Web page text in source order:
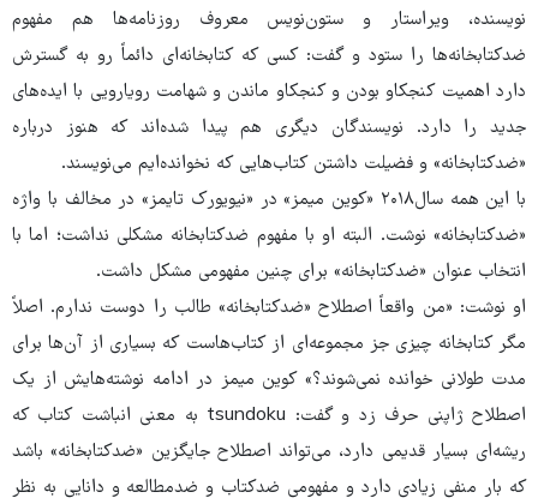
نویسنده، ویراستار و ستون‌نویس معروف روزنامه‌ها هم مفهوم
ضدکتابخانه‌ها را ستود و گفت: کسی که کتابخانه‌ای دائماً رو به گسترش
دارد اهمیت کنجکاو بودن و کنجکاو ماندن و شهامت رویارویی با ایده‌های
جدید را دارد. نویسندگان دیگری هم پیدا شده‌اند که هنوز درباره
«ضدکتابخانه» و فضیلت داشتن کتاب‌هایی که نخوانده‌ایم می‌نویسند.
با این همه سال۲۰۱۸ «کوین میمز» در «نیویورک تایمز» در مخالف با واژه
«ضدکتابخانه» نوشت. البته او با مفهوم ضدکتابخانه مشکلی نداشت؛ اما با
انتخاب عنوان «ضدکتابخانه» برای چنین مفهومی مشکل داشت.
او نوشت: «من واقعاً اصطلاح «ضدکتابخانه» طالب را دوست ندارم. اصلاً
مگر کتابخانه چیزی جز مجموعه‌ای از کتاب‌هاست که بسیاری از آن‌ها برای
مدت طولانی خوانده نمی‌شوند؟» کوین میمز در ادامه نوشته‌هایش از یک
اصطلاح ژاپنی حرف زد و گفت: tsundoku به معنی انباشت کتاب که
ریشه‌ای بسیار قدیمی دارد، می‌تواند اصطلاح جایگزین «ضدکتابخانه» باشد
که بار منفی زیادی دارد و مفهومی ضدکتاب و ضدمطالعه و دانایی به نظر